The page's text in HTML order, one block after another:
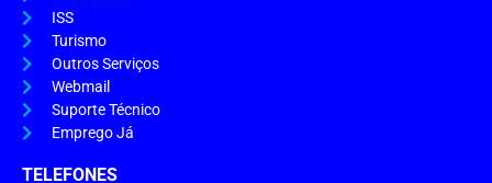
ISS
Turismo
Outros Serviços
Webmail
Suporte Técnico
Emprego Já
TELEFONES